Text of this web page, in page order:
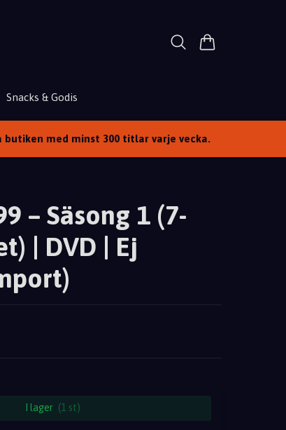
Snacks & Godis
med minst 300 titlar varje vecka.
– Säsong 1 (7-
| DVD | Ej
I lager (1 st)